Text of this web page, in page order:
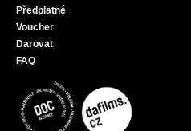
Předplatné
Voucher
Darovat
FAQ